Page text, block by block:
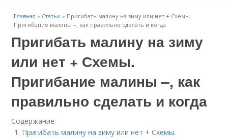
Главная » Статьи » Пригибать малину на зиму или нет + Схемы.
Пригибание малины –, как правильно сделать и когда
Пригибать малину на зиму
или нет + Схемы.
Пригибание малины –, как
правильно сделать и когда
Содержание
Пригибать малину на зиму или нет + Схемы.